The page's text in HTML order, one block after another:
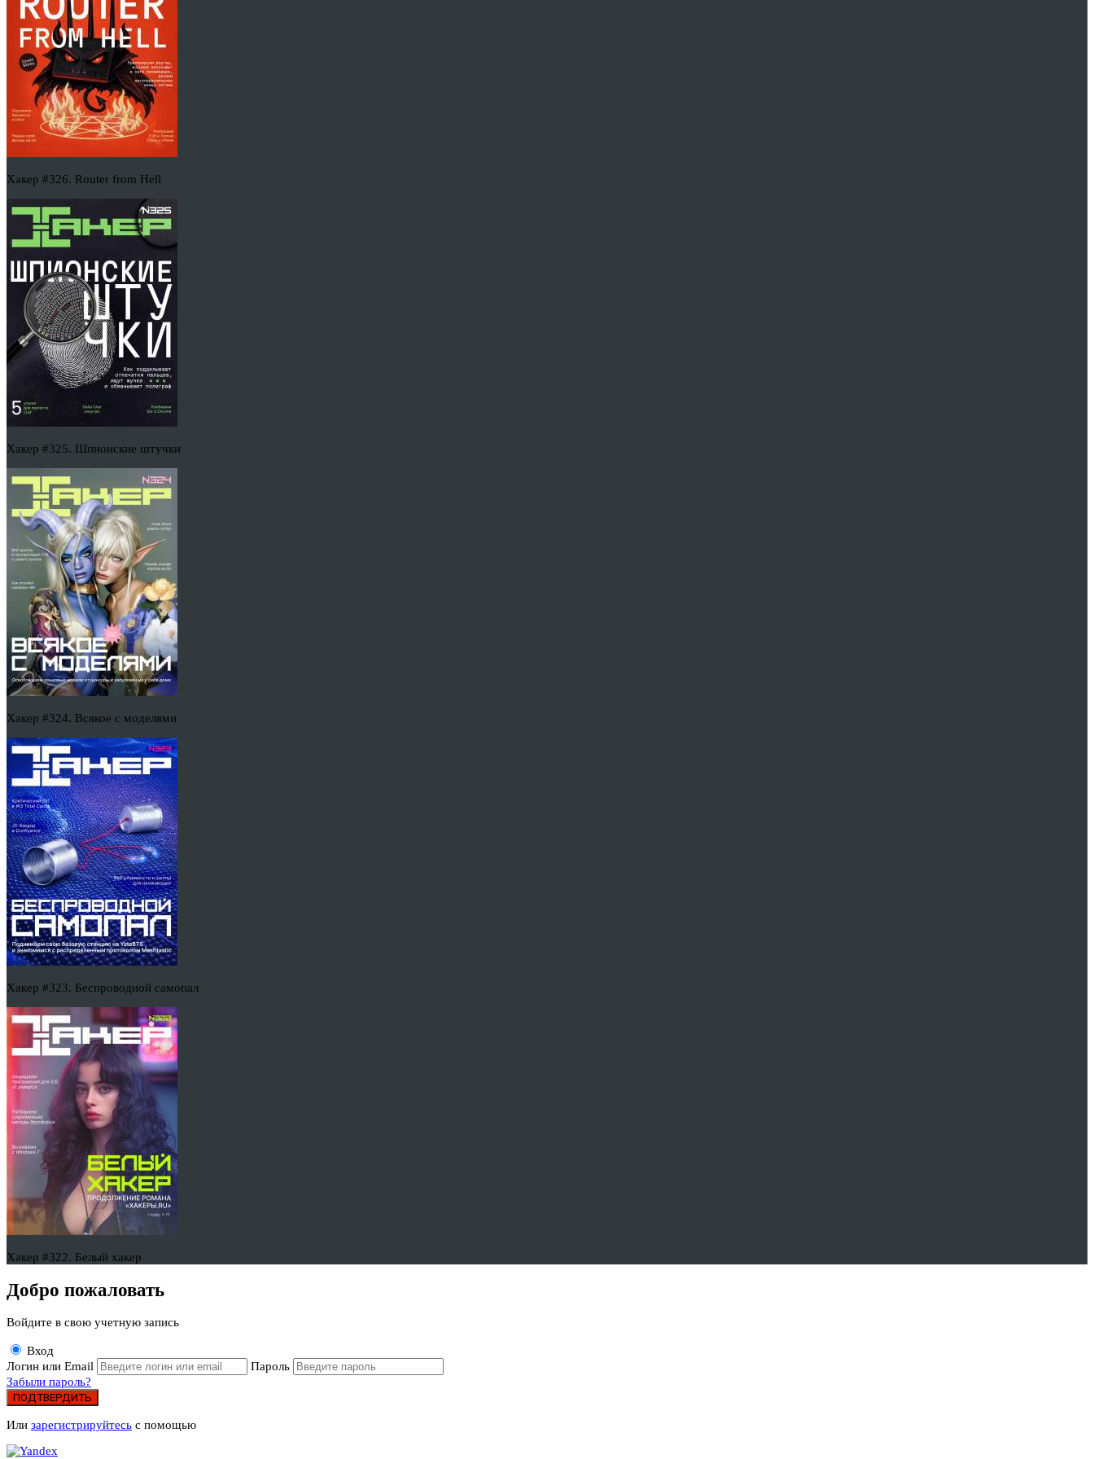
Хакер #326. Router from Hell
Хакер #325. Шпионские штучки
Хакер #324. Всякое с моделями
Хакер #323. Беспроводной самопал
Хакер #322. Белый хакер
Добро пожаловать
Войдите в свою учетную запись
Вход
Логин или Email
Пароль
Забыли пароль?
ПОДТВЕРДИТЬ
Или зарегистрируйтесь с помощью